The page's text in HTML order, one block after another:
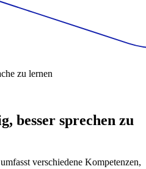
zu lernen
besser sprechen zu
verschiedene Kompetenzen,